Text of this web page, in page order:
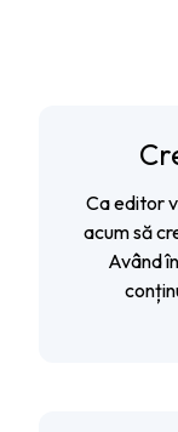
Caeditor
acum să
Având